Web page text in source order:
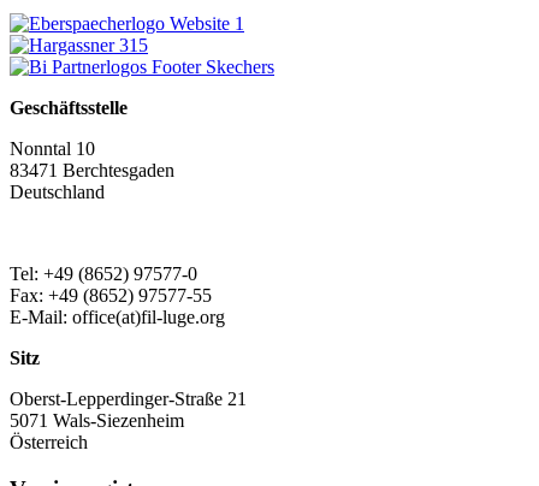
Geschäftsstelle
Nonntal 10
83471 Berchtesgaden
Deutschland
Tel: +49 (8652) 97577-0
Fax: +49 (8652) 97577-55
E-Mail: office(at)fil-luge.org
Sitz
Oberst-Lepperdinger-Straße 21
5071 Wals-Siezenheim
Österreich